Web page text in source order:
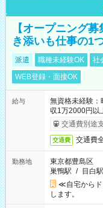
【オープニング
き添いも仕事の1
派遣 職種未経験OK 社
WEB登録・面接OK
給与
無資格未経験
収1万2000円以
交通費別途
交通費 交通費
勤務地
東京都豊島区
巣鴨駅 / 目白駅
≪自宅からド
します。